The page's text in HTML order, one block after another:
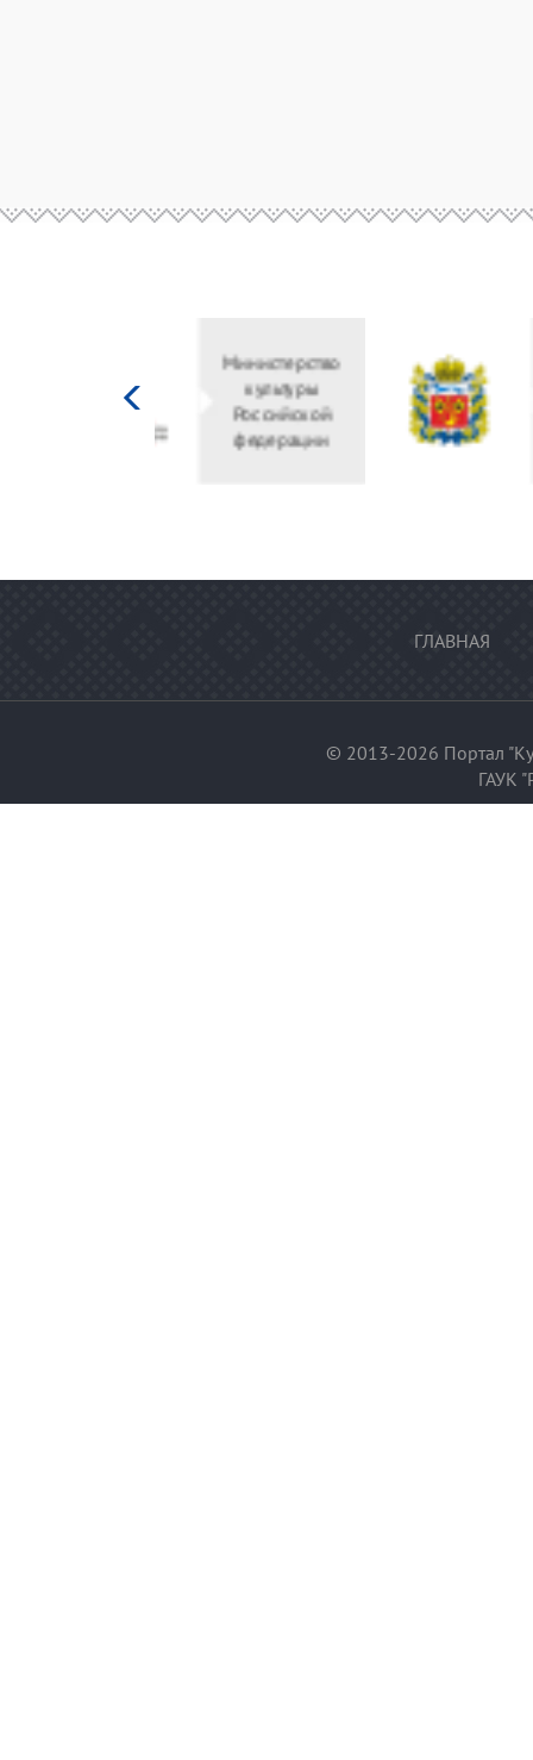
Министерство
культуры
Российской
федерации
ГЛАВНАЯ
© 2013-2026 Портал
ГАУК